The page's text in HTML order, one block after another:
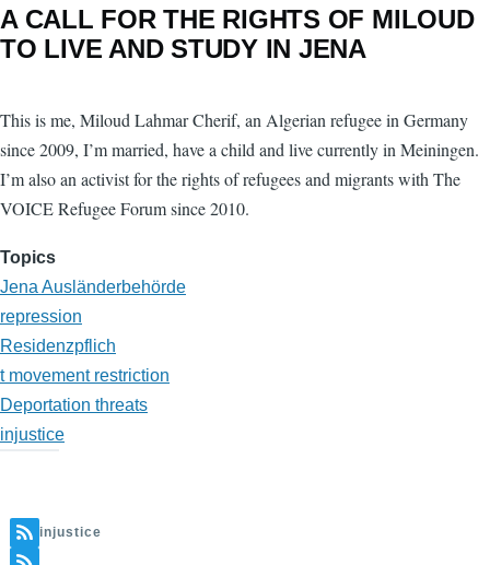
A CALL FOR THE RIGHTS OF MILOUD
TO LIVE AND STUDY IN JENA
This is me, Miloud Lahmar Cherif, an Algerian refugee in Germany
since 2009, I’m married, have a child and live currently in Meiningen.
I’m also an activist for the rights of refugees and migrants with The
VOICE Refugee Forum since 2010.
Topics
Jena Ausländerbehörde
repression
Residenzpflich
t movement restriction
Deportation threats
injustice
injustice